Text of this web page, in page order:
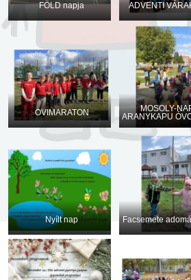
FÖLD napja ADVENTI
OVIMARATON
MOSOLY-
ARANYKAPU
Nyílt nap Facsemete